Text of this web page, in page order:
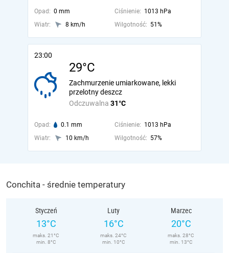
Opad: 0 mm Ciśnienie: 1013 hPa
Wiatr:
8 km/h Wilgotność: 51%
23:00
29°C
Odczuwalna 31°C
Zachmurzenie umiarkowane, lekki
przelotny deszcz
Opad: 0.1 mm Ciśnienie: 1013 hPa
Wiatr:
10 km/h Wilgotność: 57%
Conchita - średnie temperatury
Styczeń
13°C
maks. 21°C
min. 8°C
Luty
16°C
maks. 24°C
min. 10°C
Marzec
20°C
maks. 28°C
min. 13°C